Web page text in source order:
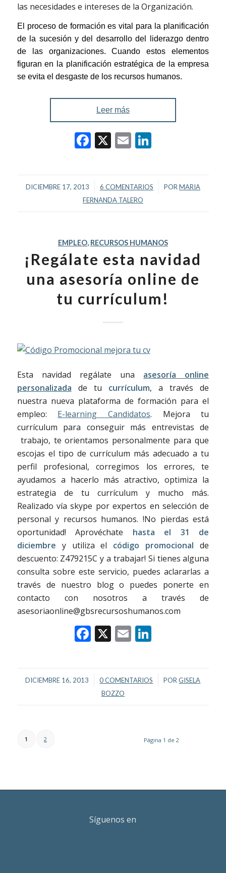
las necesidades e intereses de la Organización.
El proceso de formación es vital para la planificación
de la sucesión y del desarrollo del liderazgo dentro
de las organizaciones. Cuando estos elementos
figuran en la planificación estratégica de la empresa
se evita el desgaste de los recursos humanos.
Leer más
Facebook
X EmailLinkedIn
DICIEMBRE 17, 2013
/ 6 COMENTARIOS
/ POR MARIA
FERNANDA TALERO
EMPLEO, RECURSOS HUMANOS
¡Regálate esta navidad
una asesoría online de
tu currículum!
Esta navidad regálate una asesoría online
personalizada de tu currículum, a través de
nuestra nueva plataforma de formación para el
empleo: E-learning Candidatos. Mejora tu
currículum para conseguir más entrevistas de
trabajo, te orientamos personalmente para que
escojas el tipo de currículum más adecuado a tu
perfil profesional, corregimos los errores, te
ayudamos a hacerlo más atractivo, optimiza la
estrategia de tu currículum y mucho más.
Realizado vía skype por expertos en selección de
personal y recursos humanos. !No pierdas está
oportunidad! Aprovéchate hasta el 31 de
diciembre y utiliza el código promocionalde
descuento: Z479215C y a trabajar! Si tienes alguna
consulta sobre este servicio, puedes aclararlas a
través de nuestro blog o puedes ponerte en
contacto con nosotros a través de
asesoriaonline@gbsrecursoshumanos.com
Facebook
X EmailLinkedIn
DICIEMBRE 16, 2013
/ 0 COMENTARIOS
/ PORGISELA
BOZZO
Página 1 de 2
1 2
Síguenos en